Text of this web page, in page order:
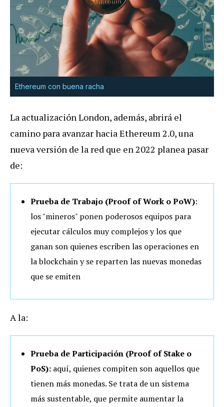
Ethereum con buena racha
La actualización London, además, abrirá el
camino para avanzar hacia Ethereum 2.0, una
nueva versión de la red que en 2022 planea pasar
de:
Prueba de Trabajo (Proof of Work o PoW):
los "mineros" ponen poderosos equipos para
ejecutar cálculos muy complejos y los que
ganan son quienes escriben las operaciones en
la blockchain y se reparten las nuevas monedas
que se emiten
A la:
Prueba de Participación (Proof of Stake o
PoS): aquí, quienes compiten son aquellos que
tienen más monedas. Se trata de un sistema
más sustentable, que permite aumentar la